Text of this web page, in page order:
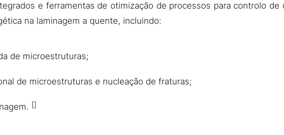
e ferramentas de otimização de processos para controlo
na laminagem a quente, incluindo:
de microestruturas;
de microestruturas e nucleação de fraturas;